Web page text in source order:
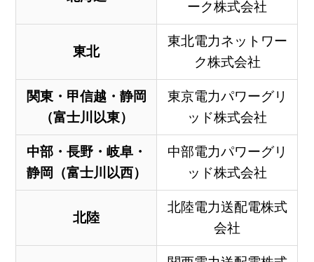
ーク株式会社
東北
東北電力ネットワー
ク株式会社
関東・甲信越・静岡
（富士川以東）
東京電力パワーグリ
ッド株式会社
中部・長野・岐阜・
静岡（富士川以西）
中部電力パワーグリ
ッド株式会社
北陸
北陸電力送配電株式
会社